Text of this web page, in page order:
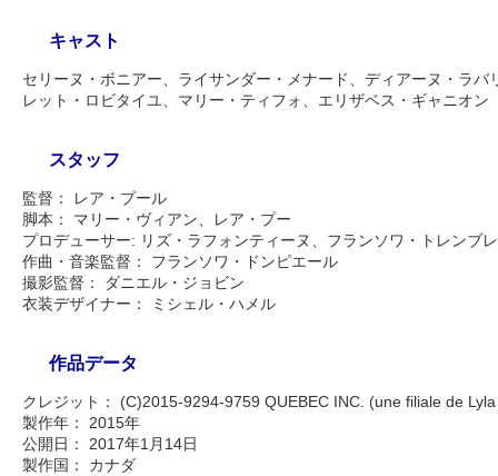
キャスト
セリーヌ・ボニアー、ライサンダー・メナード、ディアーヌ・ラバ
レット・ロビタイユ、マリー・ティフォ、エリザベス・ギャニオン
スタッフ
監督： レア・プール
脚本： マリー・ヴィアン、レア・プー
プロデューサー: リズ・ラフォンティーヌ、フランソワ・トレンブ
作曲・音楽監督： フランソワ・ドンピエール
撮影監督： ダニエル・ジョビン
衣装デザイナー： ミシェル・ハメル
作品データ
クレジット： (C)2015-9294-9759 QUEBEC INC. (une filiale de
製作年： 2015年
公開日： 2017年1月14日
製作国： カナダ